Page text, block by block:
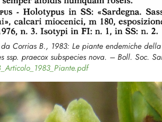
da Corrias B., 1983: Le piante endemiche
ssp. praecox subspecies nova. – Boll. Soc.